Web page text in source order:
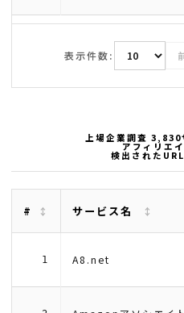
表示件数:
上場企業調査 3,830
アフィリエ
検出された
# サービス名
1 A8.net